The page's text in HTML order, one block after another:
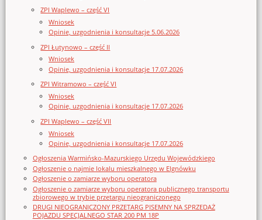
ZPI Waplewo – część VI
Wniosek
Opinie, uzgodnienia i konsultacje 5.06.2026
ZPI Łutynowo – część II
Wniosek
Opinie, uzgodnienia i konsultacje 17.07.2026
ZPI Witramowo – część VI
Wniosek
Opinie, uzgodnienia i konsultacje 17.07.2026
ZPI Waplewo – część VII
Wniosek
Opinie, uzgodnienia i konsultacje 17.07.2026
Ogłoszenia Warmińsko-Mazurskiego Urzędu Wojewódzkiego
Ogłoszenie o najmie lokalu mieszkalnego w Elgnówku
Ogłoszenie o zamiarze wyboru operatora
Ogłoszenie o zamiarze wyboru operatora publicznego transportu
zbiorowego w trybie przetargu nieograniczonego
DRUGI NIEOGRANICZONY PRZETARG PISEMNY NA SPRZEDAŻ
POJAZDU SPECJALNEGO STAR 200 PM 18P